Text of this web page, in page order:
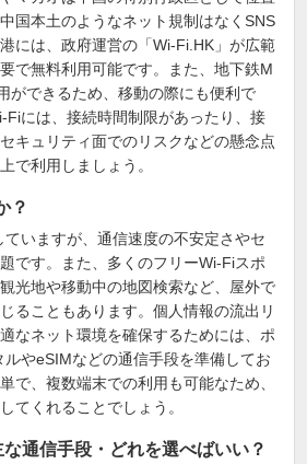
国本土のようなネット規制はなくSNS
には、政府運営の「Wi-Fi.HK」が広範
で無料利用可能です。また、地下鉄M
ができるため、移動の際にも便利で
Fiには、接続時間制限があったり、接
キュリティ面でのリスクなどの懸念点
で利用しましょう。
？
いますが、通信速度の不安定さやセ
です。また、多くのフリーWi-Fiスポ
光地や移動中の地図検索など、屋外で
ることもあります。個人情報の流出リ
なネット環境を確保するためには、ポ
やeSIMなどの通信手段を準備してお
で、複数端末での利用も可能なため、
てくれることでしょう。
通信手段・どれを選べばいい？